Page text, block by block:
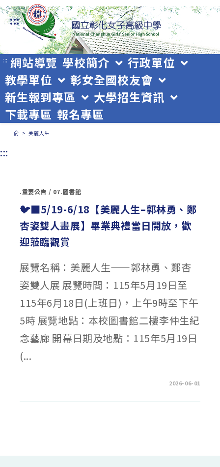
跳
轉
至
主
要
內
容
:::
::: 網站導覽 學校簡介
行政單位
教學單位
彰女全國校友會
新生報到專區
大學招生資訊
下載專區 報名專區
> 美麗人生
:::
.重要公告 / 07.圖書館
🐦‍⬛5/19-6/18【美麗人生–郭林勇、鄭
杏姿雙人畫展】畢業典禮當日開放，歡
迎蒞臨觀賞
展覽名稱：美麗人生——郭林勇、鄭杏
姿雙人展 展覽時間：115年5月19日至
115年6月18日(上班日)，上午9時至下午
5時 展覽地點：本校圖書館二樓李仲生紀
念藝廊 開幕日期及地點：115年5月19日
(...
2026-06-01